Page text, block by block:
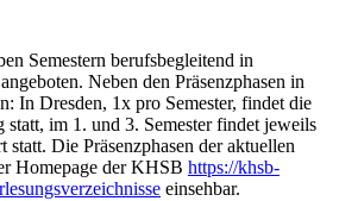
Semestern berufsbegleitend in
Neben den Präsenzphasen in
In Dresden, 1x pro Semester, findet die
im 1. und 3. Semester findet jeweils
Die Präsenzphasen der aktuellen
Homepage der KHSB https://khsb-
einsehbar.